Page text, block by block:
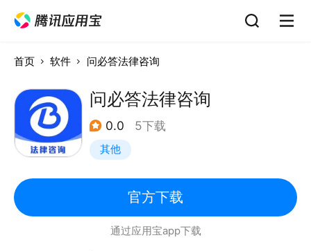
首页 软件 问必答法律咨询
问必答法律咨询
0.0 5下载
其他
官方下载
通过应用宝app下载